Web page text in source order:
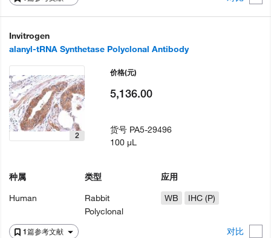
Invitrogen
alanyl-tRNA Synthetase Polyclonal Antibody
1篇参考文献 对比
2
种属
Human
类型
Rabbit
Polyclonal
应用
WB
IHC (P)
价格(元)
5,136.00
货号 PA5-29496
100 µL